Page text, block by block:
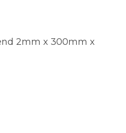
2mm x 300mm x